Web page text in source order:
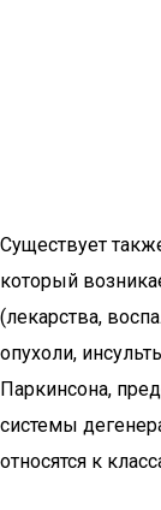
Существует
который
(лекарства,
опухоли,
Паркинсона,
системы
относятся к